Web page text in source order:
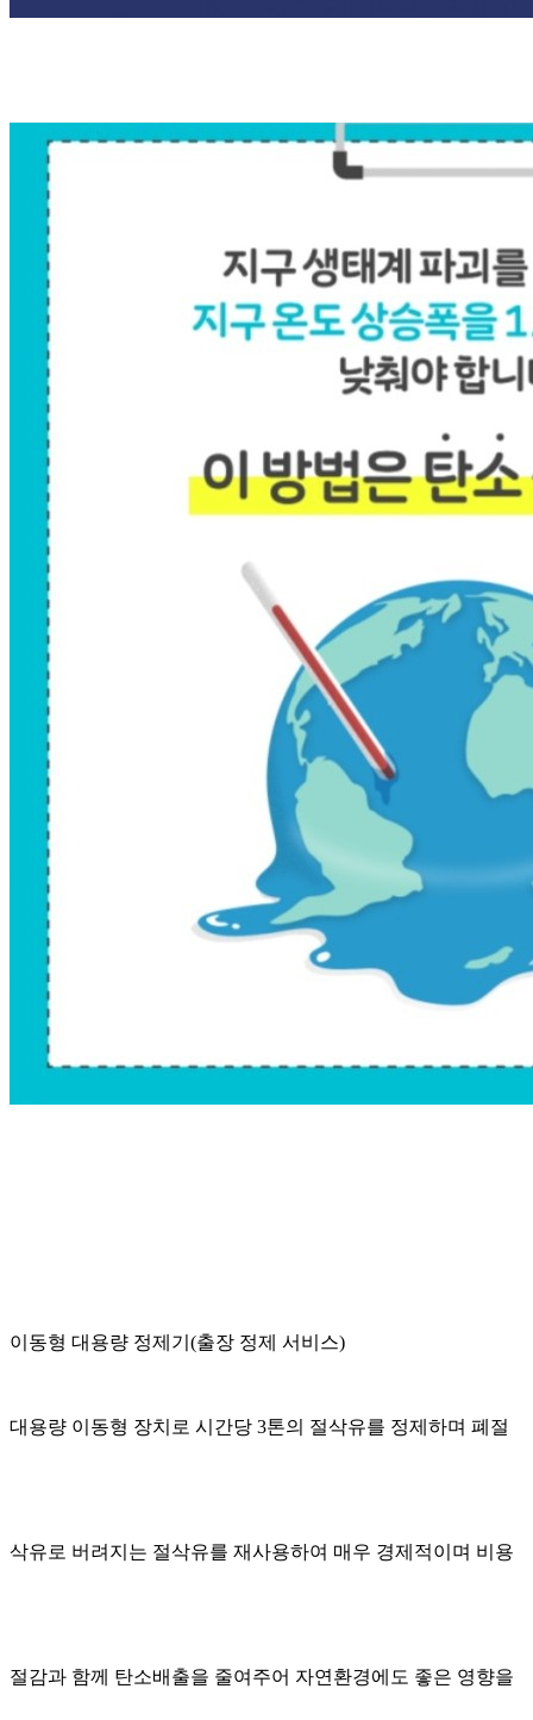
이동형 대용량 정제기(출장 정제 서비스)
대용량 이동형 장치로 시간당 3톤의 절삭유를 정제하며 폐절
삭유로 버려지는 절삭유를 재사용하여 매우 경제적이며 비용
절감과 함께 탄소배출을 줄여주어 자연환경에도 좋은 영향을